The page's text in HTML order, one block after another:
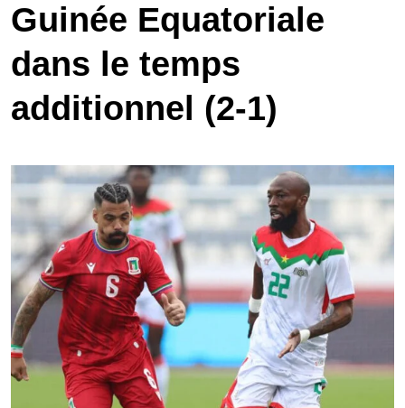
Guinée Equatoriale
dans le temps
additionnel (2-1)